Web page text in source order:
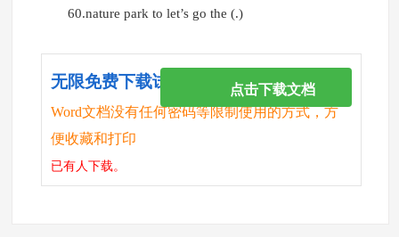
60.nature park to let’s go the (.)
无限免费下载试卷
Word文档没有任何密码等限制使用的方式，方
便收藏和打印
已有人下载。
点击下载文档